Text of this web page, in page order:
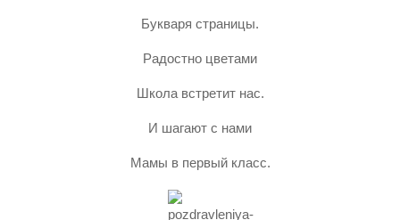
Букваря страницы.
Радостно цветами
Школа встретит нас.
И шагают с нами
Мамы в первый класс.